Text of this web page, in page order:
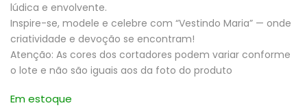
lúdica e envolvente.
Inspire-se, modele e celebre com “Vestindo Maria” — onde
criatividade e devoção se encontram!
Atenção: As cores dos cortadores podem variar conforme
o lote e não são iguais aos da foto do produto
Em estoque